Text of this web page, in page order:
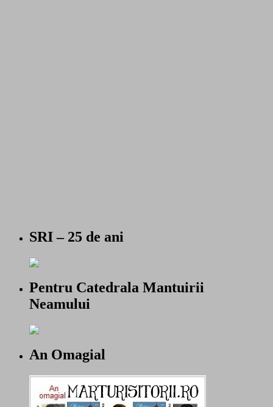
SRI – 25 de ani
Pentru Catedrala Mantuirii
Neamului
An Omagial